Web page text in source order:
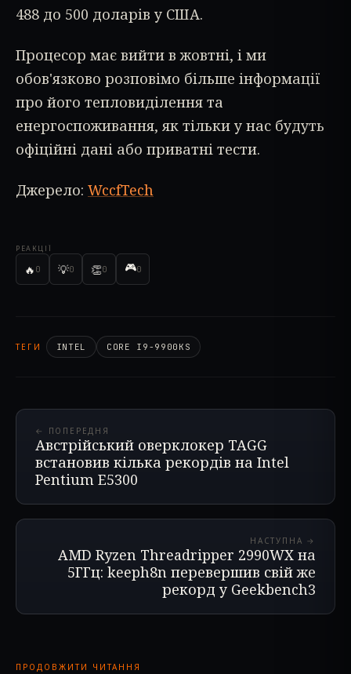
РЕАКЦІЇ
🔥 0 💡0 👏0 🎮0
488 до 500 доларів у США.
Процесор має вийти в жовтні, і ми
обов'язково розповімо більше інформації
про його тепловиділення та
енергоспоживання, як тільки у нас будуть
офіційні дані або приватні тести.
Джерело: WccfTech
ТЕГИ INTEL CORE I9-9900KS
← ПОПЕРЕДНЯ
Австрійський оверклокер TAGG
встановив кілька рекордів на Intel
Pentium E5300
НАСТУПНА →
AMD Ryzen Threadripper 2990WX на
5ГГц: keeph8n перевершив свій же
рекорд у Geekbench3
ПРОДОВЖИТИ ЧИТАННЯ